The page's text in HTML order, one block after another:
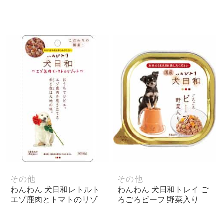
その他
わんわん 犬日和レトルト
エゾ鹿肉とトマトのリゾ
その他
わんわん 犬日和トレイ ご
ろごろビーフ 野菜入り